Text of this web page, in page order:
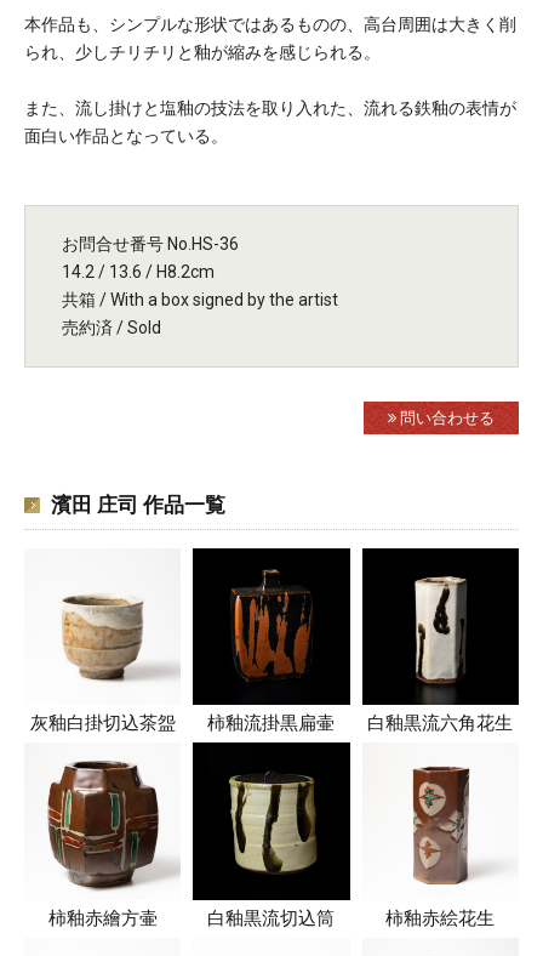
本作品も、シンプルな形状ではあるものの、高台周囲は大きく削
られ、少しチリチリと釉が縮みを感じられる。
また、流し掛けと塩釉の技法を取り入れた、流れる鉄釉の表情が
面白い作品となっている。
お問合せ番号 No.HS-36
14.2 / 13.6 / H8.2cm
共箱 / With a box signed by the artist
売約済 / Sold
問い合わせる
濱田 庄司 作品一覧
灰釉白掛切込茶盌 柿釉流掛黒扁壷 白釉黒流六角花生
柿釉赤繪方壷 白釉黒流切込筒 柿釉赤絵花生